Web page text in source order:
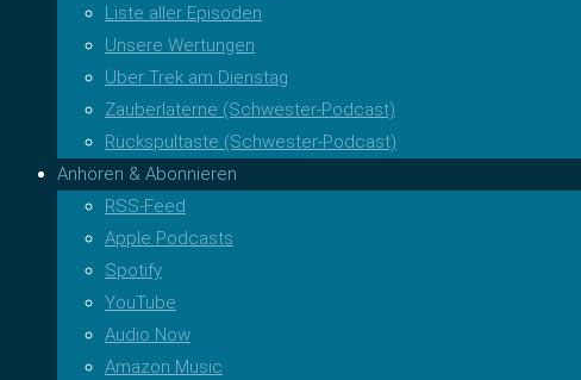
Liste aller Episoden
Unsere Wertungen
Über Trek am Dienstag
Zauberlaterne (Schwester-Podcast)
Rückspultaste (Schwester-Podcast)
Anhören & Abonnieren
RSS-Feed
Apple Podcasts
Spotify
YouTube
Audio Now
Amazon Music